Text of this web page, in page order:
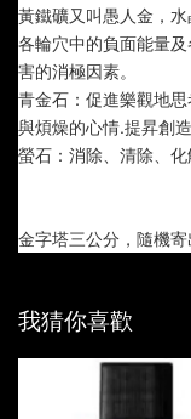
黃鐵礦又叫愚人金，
各輪穴中的負面能量
害的消極因素。
青金石：促進樂觀地
與煩燥的心情.提昇創
螢石：消除、清除、
金字塔三公分，隨機
我猜你喜歡